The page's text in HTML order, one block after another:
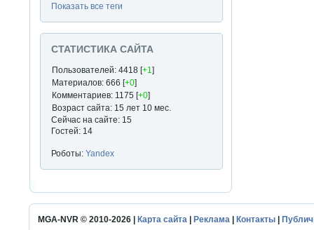
Показать все теги
СТАТИСТИКА САЙТА
Пользователей: 4418 [+1]
Материалов: 666 [+0]
Комментариев: 1175 [+0]
Возраст сайта: 15 лет 10 мес.
Сейчас на сайте: 15
Гостей: 14
Роботы:Yandex
MGA-NVR © 2010-2026 | Карта сайта Реклама Контакты